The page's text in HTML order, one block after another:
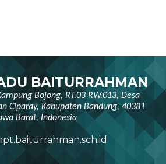
BAITURRAHMAN
Bojong, RT.03 RW.013, Desa
Ciparay, Kabupaten Bandung, 40381
Barat, Indonesia